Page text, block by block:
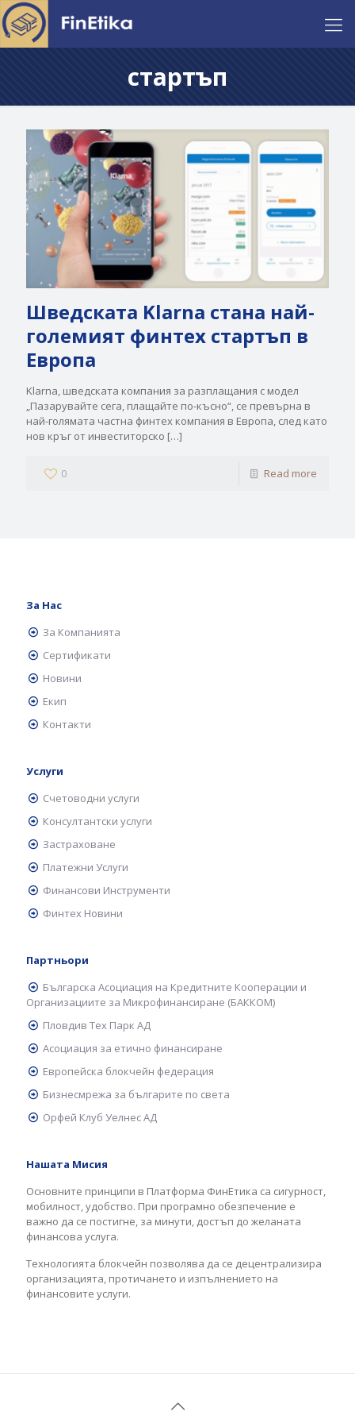
стартъп
Шведската Klarna стана най-
големият финтех стартъп в
Европа
Klarna, шведската компания за разплащания с модел
„Пазарувайте сега, плащайте по-късно“, се превърна в
най-голямата частна финтех компания в Европа, след като
нов кръг от инвеститорско […]
0 Read more
За Нас
За Компанията
Сертификати
Новини
Екип
Контакти
Услуги
Счетоводни услуги
Консултантски услуги
Застраховане
Платежни Услуги
Финансови Инструменти
Финтех Новини
Партньори
Българска Асоциация на Кредитните Кооперации и
Организациите за Микрофинансиране (БАККОМ)
Пловдив Тех Парк АД
Асоциация за етично финансиране
Европейска блокчейн федерация
Бизнесмрежа за българите по света
Орфей Клуб Уелнес АД
Нашата Мисия
Основните принципи в Платформа ФинЕтика са сигурност,
мобилност, удобство. При програмно обезпечение е
важно да се постигне, за минути, достъп до желаната
финансова услуга.
Технологията блокчейн позволява да се децентрализира
организацията, протичането и изпълнението на
финансовите услуги.